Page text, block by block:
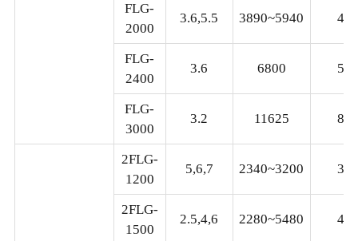
FLG-
2000
3.6,5.5 3890~5940
FLG-
2400
3.6 6800
FLG-
3000
3.2 11625
2FLG-
1200
5,6,7 2340~3200
2FLG-
1500
2.5,4,6 2280~5480